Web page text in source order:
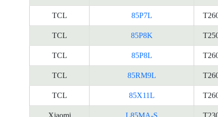
TCL 85P7L
TCL 85P8K
TCL 85P8L
TCL 85RM9L
TCL 85X11L
Xiaomi L85MA-S